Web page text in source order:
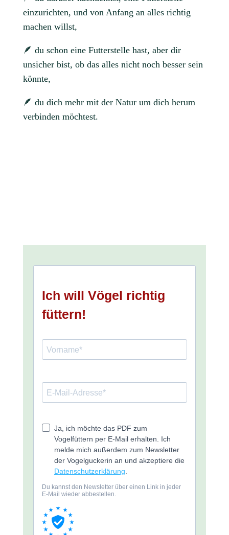
einzurichten, und von Anfang an alles richtig
machen willst,
🪶 du schon eine Futterstelle hast, aber dir
unsicher bist, ob das alles nicht noch besser sein
könnte,
🪶 du dich mehr mit der Natur um dich herum
verbinden möchtest.